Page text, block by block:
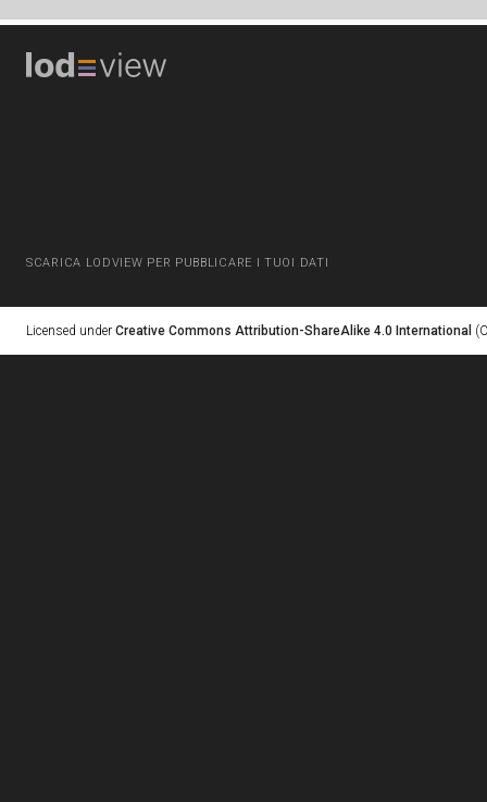
SCARICA LODVIEW PER PUBBLICARE I TUOI DATI
Licensed under Creative Commons Attribution-ShareAlike 4.0 International